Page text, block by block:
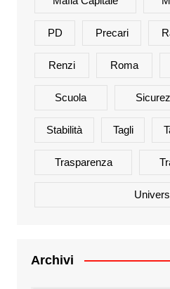
PD Precari
Renzi Roma
Scuola
Stabilità Tagli
Trasparenza
Archivi